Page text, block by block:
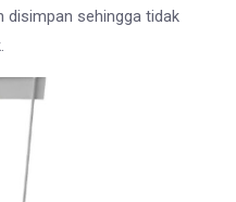
sehingga tidak